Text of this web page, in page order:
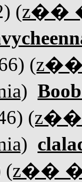
(z��
(z��
(z��
(z��